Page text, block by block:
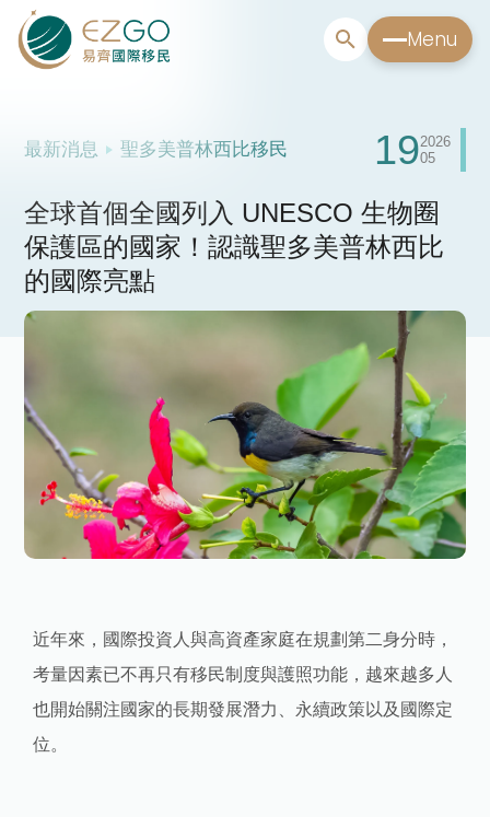
Menu
最新消息 聖多美普林西比移民 192026
05
全球首個全國列入 UNESCO 生物圈
保護區的國家！認識聖多美普林西比
的國際亮點
近年來，國際投資人與高資產家庭在規劃第二身分時，
考量因素已不再只有移民制度與護照功能，越來越多人
也開始關注國家的長期發展潛力、永續政策以及國際定
位。